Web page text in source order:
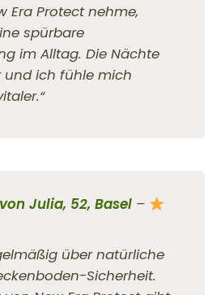
Era Protect nehme,
spürbare
im Alltag. Die Nächte
und ich fühle mich
Julia, 52, Basel –
über natürliche
Sicherheit.